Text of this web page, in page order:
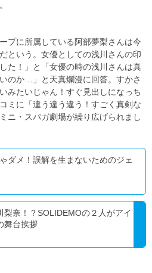
プに所属している阿部夢梨さんは今
という。女優としての浅川さんの印
た！」と「女優の時の浅川さんは真
のか…」と天真爛漫に回答。すかさ
みたいじゃん！すぐ見出しになっち
ミに「違う違う違う！すごく真剣な
ニ・スパガ劇場が繰り広げられまし
ダメ！誤解を生まないためのジェ
梨奈！？SOLIDEMOの２人がアイ
舞台挨拶